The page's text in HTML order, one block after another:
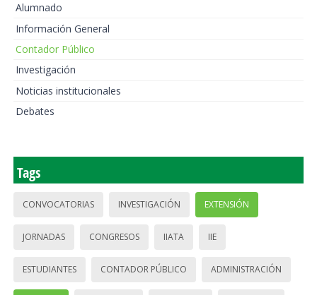
Alumnado
Información General
Contador Público
Investigación
Noticias institucionales
Debates
Tags
CONVOCATORIAS INVESTIGACIÓN EXTENSIÓN
JORNADAS CONGRESOS IIATA IIE
ESTUDIANTES CONTADOR PÚBLICO ADMINISTRACIÓN